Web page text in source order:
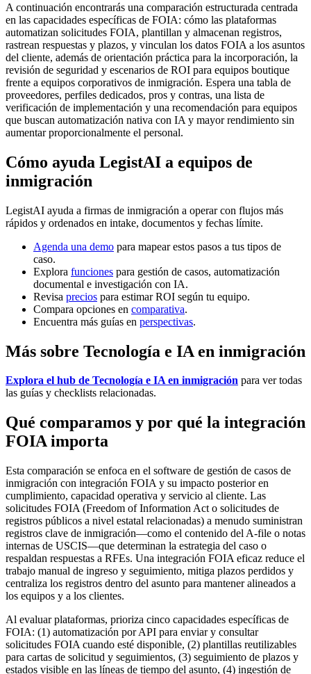
A continuación encontrarás una comparación estructurada centrada
en las capacidades específicas de FOIA: cómo las plataformas
automatizan solicitudes FOIA, plantillan y almacenan registros,
rastrean respuestas y plazos, y vinculan los datos FOIA a los asuntos
del cliente, además de orientación práctica para la incorporación, la
revisión de seguridad y escenarios de ROI para equipos boutique
frente a equipos corporativos de inmigración. Espera una tabla de
proveedores, perfiles dedicados, pros y contras, una lista de
verificación de implementación y una recomendación para equipos
que buscan automatización nativa con IA y mayor rendimiento sin
aumentar proporcionalmente el personal.
Cómo ayuda LegistAI a equipos de
inmigración
LegistAI ayuda a firmas de inmigración a operar con flujos más
rápidos y ordenados en intake, documentos y fechas límite.
Agenda una demo para mapear estos pasos a tus tipos de
caso.
Explora funciones para gestión de casos, automatización
documental e investigación con IA.
Revisa precios para estimar ROI según tu equipo.
Compara opciones en comparativa.
Encuentra más guías en perspectivas.
Más sobre Tecnología e IA en inmigración
Explora el hub de Tecnología e IA en inmigración para ver todas
las guías y checklists relacionadas.
Qué comparamos y por qué la integración
FOIA importa
Esta comparación se enfoca en el software de gestión de casos de
inmigración con integración FOIA y su impacto posterior en
cumplimiento, capacidad operativa y servicio al cliente. Las
solicitudes FOIA (Freedom of Information Act o solicitudes de
registros públicos a nivel estatal relacionadas) a menudo suministran
registros clave de inmigración—como el contenido del A-file o notas
internas de USCIS—que determinan la estrategia del caso o
respaldan respuestas a RFEs. Una integración FOIA eficaz reduce el
trabajo manual de ingreso y seguimiento, mitiga plazos perdidos y
centraliza los registros dentro del asunto para mantener alineados a
los equipos y a los clientes.
Al evaluar plataformas, prioriza cinco capacidades específicas de
FOIA: (1) automatización por API para enviar y consultar
solicitudes FOIA cuando esté disponible, (2) plantillas reutilizables
para cartas de solicitud y seguimientos, (3) seguimiento de plazos y
estados visible en las líneas de tiempo del asunto, (4) ingestión de